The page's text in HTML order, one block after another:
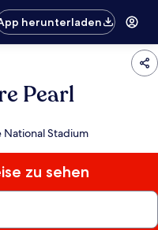
herunterladen
Pearl
National Stadium
zu sehen